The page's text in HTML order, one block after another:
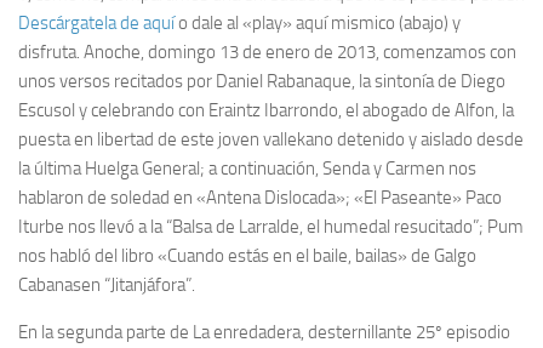
Descárgatela de aquío dale al «play» aquí mismico (abajo) y
disfruta. Anoche, domingo 13 de enero de 2013, comenzamos con
unos versos recitados por Daniel Rabanaque, la sintonía de Diego
Escusol y celebrando con Eraintz Ibarrondo, el abogado de Alfon, la
puesta en libertad de este joven vallekano detenido y aislado desde
la última Huelga General; a continuación, Senda y Carmen nos
hablaron de soledad en «Antena Dislocada»; «El Paseante» Paco
Iturbe nos llevó a la “Balsa de Larralde, el humedal resucitado”; Pum
nos habló del libro «Cuando estás en el baile, bailas» de Galgo
Cabanasen “Jitanjáfora”.
En la segunda parte de La enredadera, desternillante 25º episodio